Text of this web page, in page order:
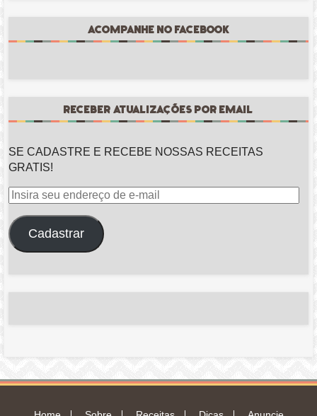
ACOMPANHE NO FACEBOOK
RECEBER ATUALIZAÇÕES POR EMAIL
SE CADASTRE E RECEBE NOSSAS RECEITAS
GRATIS!
Insira
endereço
de
Cadastrar